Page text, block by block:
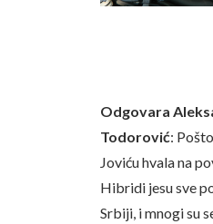
Odgovara
Todorović:
Joviću hvala na
Hibridi jesu sve
Srbiji, i mnogi su